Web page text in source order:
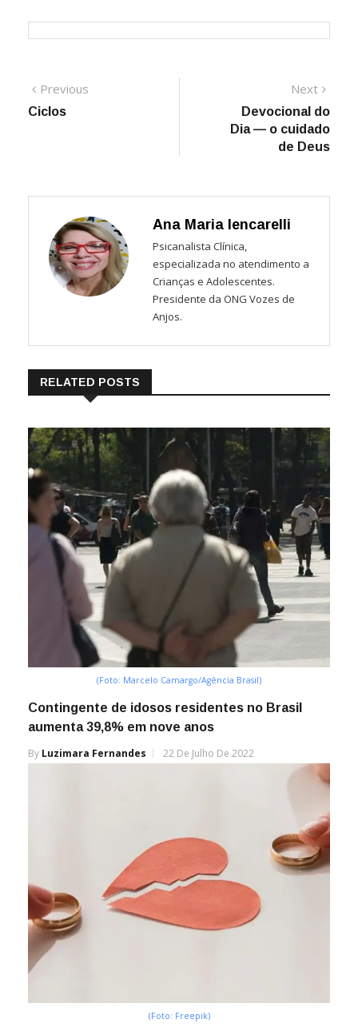
Navegação
de
Previous
Ciclos
Next
post:
Devocional do
Dia — o cuidado
de Deus
Ana Maria Iencarelli
Psicanalista Clínica,
especializada no atendimento a
Crianças e Adolescentes.
Presidente da ONG Vozes de
Anjos.
RELATED POSTS
(Foto: Marcelo Camargo/Agência Brasil)
Contingente de idosos residentes no Brasil
aumenta 39,8% em nove anos
By Luzimara Fernandes 22 De Julho De 2022
(Foto: Freepik)